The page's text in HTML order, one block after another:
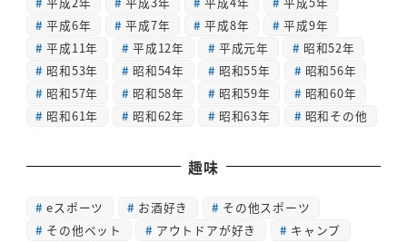
平成6年
平成7年 平成8年
平成9年
平成11年
平成12年 平成元年
昭和52年
昭和53年
昭和54年 昭和55年
昭和56年
昭和57年
昭和58年 昭和59年
昭和60年
昭和61年
昭和62年 昭和63年 昭和その他
趣味
eスポーツ お酒好き
その他スポーツ
その他ペット
アウトドアが好き
キャンプ